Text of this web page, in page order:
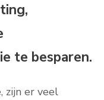
te besparen.
zijn er veel